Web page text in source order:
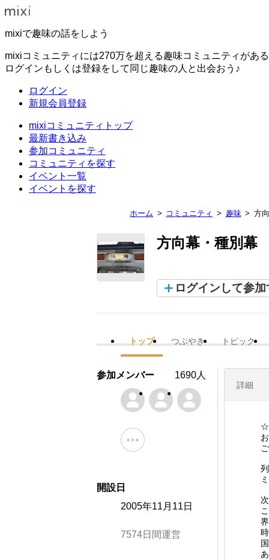
mixiで趣味の話をしよう
mixiコミュニティには270万を超える趣味コミュニティがあ
ログインもしくは登録をして同じ趣味の人と出会おう♪
ログイン
新規会員登録
mixiコミュニティトップ
最新書き込み
参加コミュニティ
コミュニティを探す
イベント一覧
イベントを探す
ホーム コミュニティ 趣味 方
方向幕・種別幕
ログインして参加
トップ つぶやき トピック
詳細
☆
参加メンバー 1690人
開設日
2005年11月11日
7574日間運営